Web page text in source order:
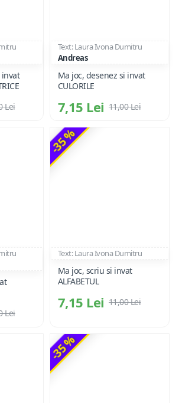
invat
Lei
Text: Laura Ivona Dumitru
Andreas
Ma joc, desenez si invat
CULORILE
7,15 Lei 11,00 Lei
Lei
-35 %
Text: Laura Ivona Dumitru
Ma joc, scriu si invat
ALFABETUL
7,15 Lei 11,00 Lei
-35 %